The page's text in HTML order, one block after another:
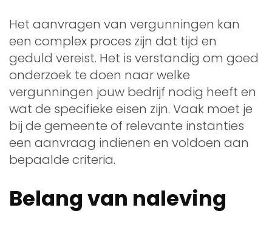
Het aanvragen van vergunningen kan
een complex proces zijn dat tijd en
geduld vereist. Het is verstandig om goed
onderzoek te doen naar welke
vergunningen jouw bedrijf nodig heeft en
wat de specifieke eisen zijn. Vaak moet je
bij de gemeente of relevante instanties
een aanvraag indienen en voldoen aan
bepaalde criteria.
Belang van naleving